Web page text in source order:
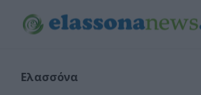
Ελασσόνα